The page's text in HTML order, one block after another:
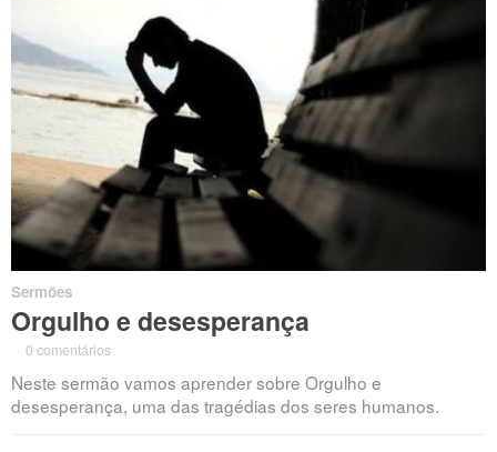
Sermões
Orgulho e desesperança
0 comentários
Neste sermão vamos aprender sobre Orgulho e
desesperança, uma das tragédias dos seres humanos.